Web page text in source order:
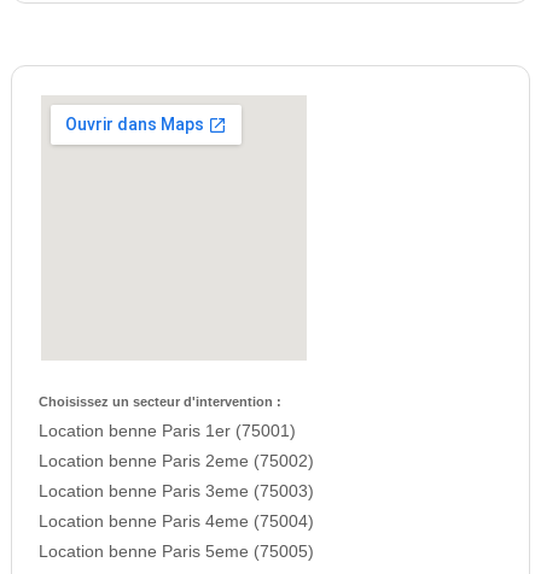
Choisissez un secteur d'intervention :
Location benne Paris 1er (75001)
Location benne Paris 2eme (75002)
Location benne Paris 3eme (75003)
Location benne Paris 4eme (75004)
Location benne Paris 5eme (75005)